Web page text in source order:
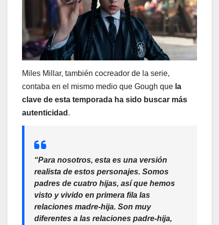
Miles Millar, también cocreador de la serie,
contaba en el mismo medio que Gough que la
clave de esta temporada ha sido buscar más
autenticidad .
“Para nosotros, esta es una versión
realista de estos personajes. Somos
padres de cuatro hijas, así que hemos
visto y vivido en primera fila las
relaciones madre-hija. Son muy
diferentes a las relaciones padre-hija,